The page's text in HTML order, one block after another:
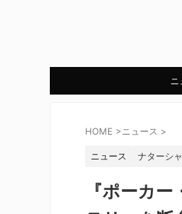
ニ
HOME >ニュース >
ニュース ナターシ
『ポーカ